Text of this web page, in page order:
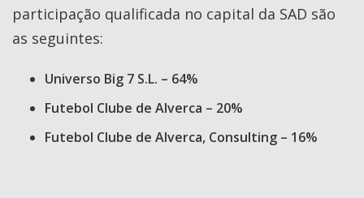
participação qualificada no capital da SAD são
as seguintes:
Universo Big 7 S.L. – 64%
Futebol Clube de Alverca – 20%
Futebol Clube de Alverca, Consulting – 16%